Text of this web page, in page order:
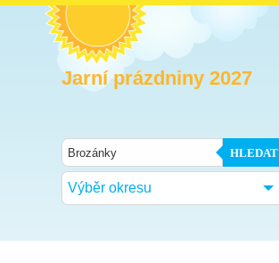
Jarní prázdniny 2027
HLEDAT
Výběr okresu